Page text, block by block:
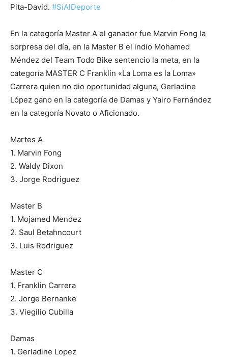
Pita-David. #SíAlDeporte
En la categoría Master A el ganador fue Marvin Fong la
sorpresa del día, en la Master B el indio Mohamed
Méndez del Team Todo Bike sentencio la meta, en la
categoría MASTER C Franklin «La Loma es la Loma»
Carrera quien no dio oportunidad alguna, Gerladine
López gano en la categoría de Damas y Yairo Fernández
en la categoría Novato o Aficionado.
Martes A
1. Marvin Fong
2. Waldy Dixon
3. Jorge Rodriguez
Master B
1. Mojamed Mendez
2. Saul Betahncourt
3. Luis Rodriguez
Master C
1. Franklin Carrera
2. Jorge Bernanke
3. Viegilio Cubilla
Damas
1. Gerladine Lopez